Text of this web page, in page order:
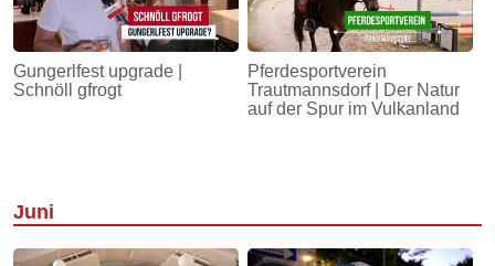
Gungerlfest upgrade |
Schnöll gfrogt
Pferdesportverein
Trautmannsdorf | Der Natur
auf der Spur im Vulkanland
Juni